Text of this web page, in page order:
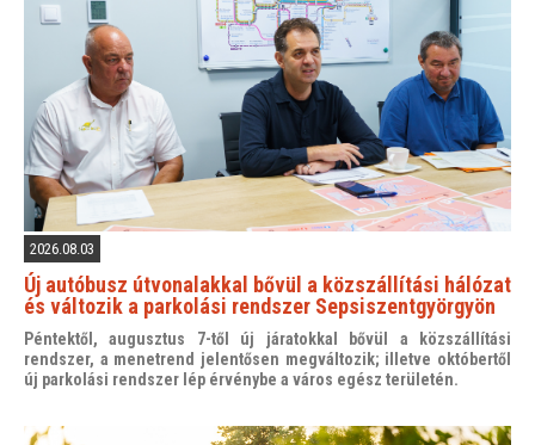
2026.08.03
Új autóbusz útvonalakkal bővül a közszállítási hálózat
és változik a parkolási rendszer Sepsiszentgyörgyön
Péntektől, augusztus 7-től új járatokkal bővül a közszállítási
rendszer, a menetrend jelentősen megváltozik; illetve októbertől
új parkolási rendszer lép érvénybe a város egész területén.